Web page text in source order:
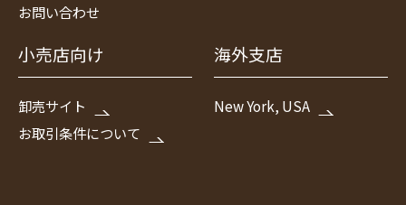
お問い合わせ
小売店向け
卸売サイト
お取引条件について
海外支店
New York, USA